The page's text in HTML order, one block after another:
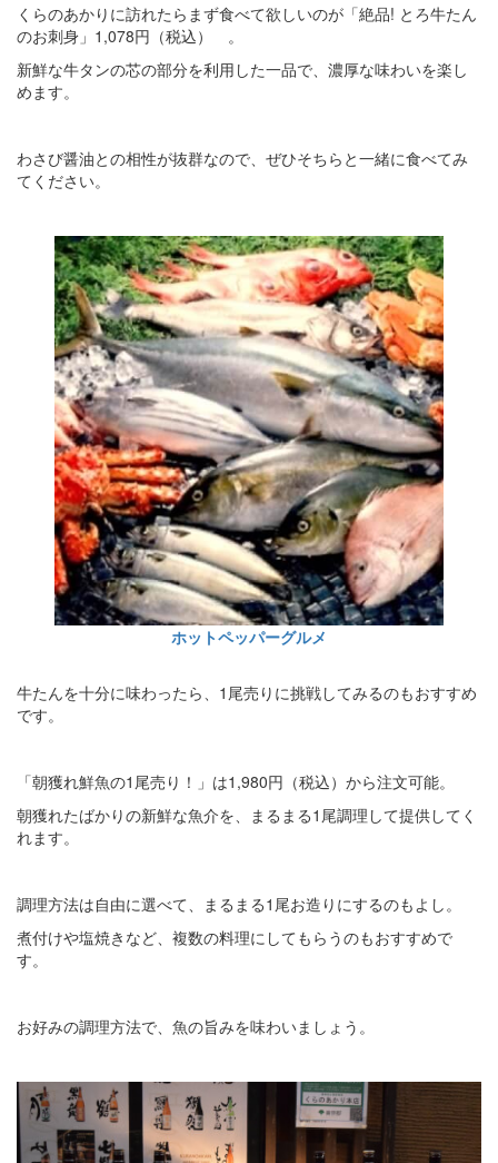
くらのあかりに訪れたらまず食べて欲しいのが「絶品! とろ牛たん
のお刺身」1,078円（税込） 。
新鮮な牛タンの芯の部分を利用した一品で、濃厚な味わいを楽し
めます。
わさび醤油との相性が抜群なので、ぜひそちらと一緒に食べてみ
てください。
ホットペッパーグルメ
牛たんを十分に味わったら、1尾売りに挑戦してみるのもおすすめ
です。
「朝獲れ鮮魚の1尾売り！」は1,980円（税込）から注文可能。
朝獲れたばかりの新鮮な魚介を、まるまる1尾調理して提供してく
れます。
調理方法は自由に選べて、まるまる1尾お造りにするのもよし。
煮付けや塩焼きなど、複数の料理にしてもらうのもおすすめで
す。
お好みの調理方法で、魚の旨みを味わいましょう。